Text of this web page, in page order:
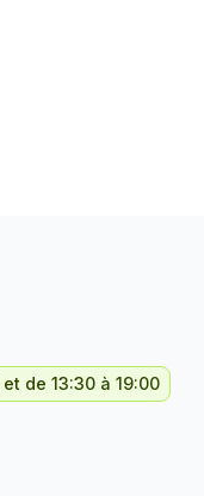
de 13:30 à 19:00